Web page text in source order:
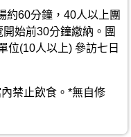
約60分鐘，40人以上團
始前30分鐘繳納。團
位(10人以上) 參訪七日
禁止飲食。*無自修